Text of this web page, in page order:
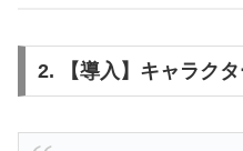
2. 【導入】キャラク